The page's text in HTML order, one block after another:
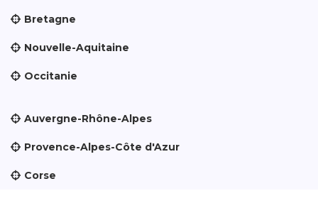
Bretagne
Nouvelle-Aquitaine
Occitanie
Auvergne-Rhône-Alpes
Provence-Alpes-Côte d'Azur
Corse